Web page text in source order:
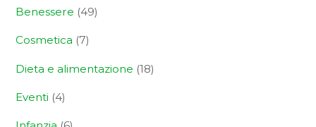
Benessere (49)
Cosmetica (7)
Dieta e alimentazione (18)
Eventi (4)